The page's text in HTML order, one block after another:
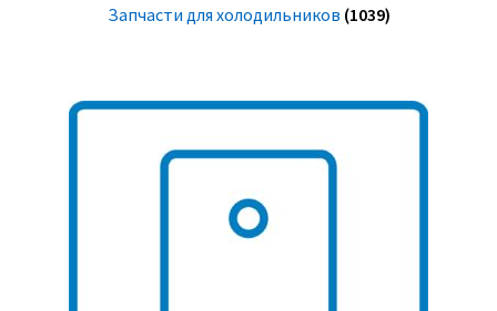
Запчасти для холодильников (1039)